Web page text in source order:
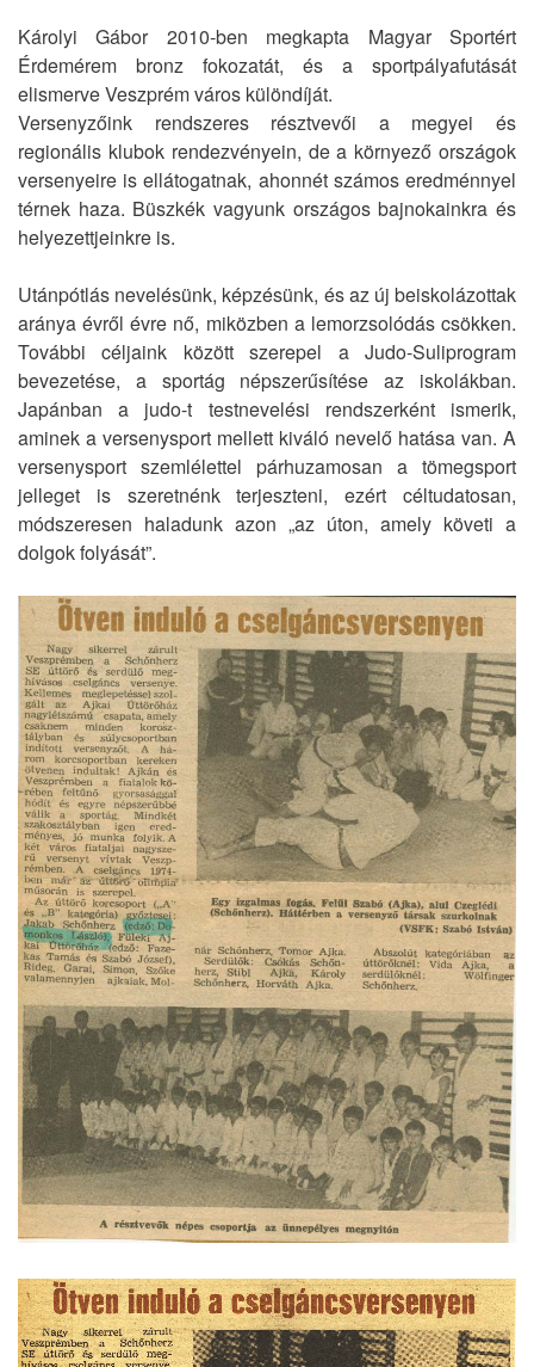
Károlyi Gábor 2010-ben megkapta Magyar Sportért
Érdemérem bronz fokozatát, és a sportpályafutását
elismerve Veszprém város különdíját.
Versenyzőink rendszeres résztvevői a megyei és
regionális klubok rendezvényein, de a környező országok
versenyeire is ellátogatnak, ahonnét számos eredménnyel
térnek haza. Büszkék vagyunk országos bajnokainkra és
helyezettjeinkre is.
Utánpótlás nevelésünk, képzésünk, és az új beiskolázottak
aránya évről évre nő, miközben a lemorzsolódás csökken.
További céljaink között szerepel a Judo-Suliprogram
bevezetése, a sportág népszerűsítése az iskolákban.
Japánban a judo-t testnevelési rendszerként ismerik,
aminek a versenysport mellett kiváló nevelő hatása van. A
versenysport szemlélettel párhuzamosan a tömegsport
jelleget is szeretnénk terjeszteni, ezért céltudatosan,
módszeresen haladunk azon „az úton, amely követi a
dolgok folyását”.